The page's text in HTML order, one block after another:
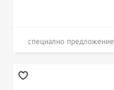
специално предложение